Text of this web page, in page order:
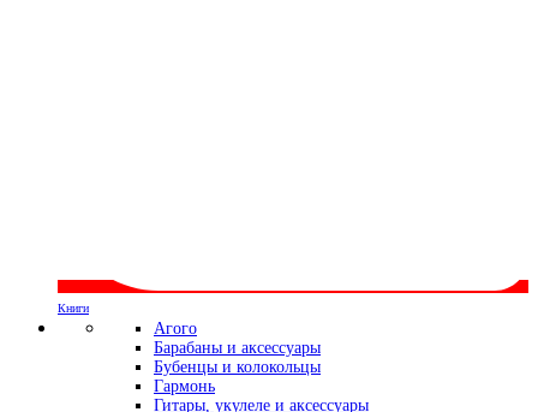
Книги
Агого
Барабаны и аксессуары
Бубенцы и колокольцы
Гармонь
Гитары, укулеле и аксессуары